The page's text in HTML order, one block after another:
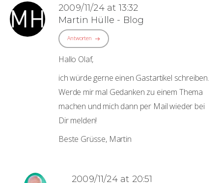
2009/11/24 at 13:32
Martin Hülle - Blog
Antworten
Hallo Olaf,
ich würde gerne einen Gastartikel schreiben.
Werde mir mal Gedanken zu einem Thema
machen und mich dann per Mail wieder bei
Dir melden!
Beste Grüsse, Martin
2009/11/24 at 20:51